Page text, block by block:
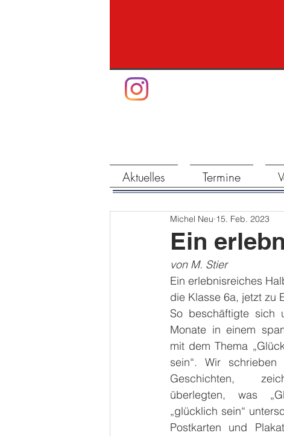
Aktuelles Termine
Ein
Michel Neu 15. Feb. 2023
von M. Stier
Ein erlebnisreiches
die Klasse 6a, jetzt zu
So beschäftigte sich
Monate in einem
mit dem Thema
sein“. Wir
Geschichten,
überlegten, was
„glücklich sein“
Postkarten und